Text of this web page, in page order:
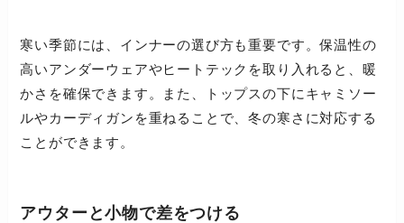
寒い季節には、インナーの選び方も重要です。保温性の
高いアンダーウェアやヒートテックを取り入れると、暖
かさを確保できます。また、トップスの下にキャミソー
ルやカーディガンを重ねることで、冬の寒さに対応する
ことができます。
アウターと小物で差をつける